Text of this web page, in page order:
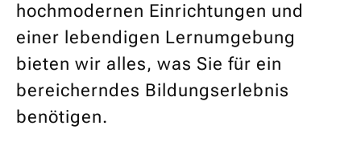
hochmodernen Einrichtungen und
einer lebendigen Lernumgebung
bieten wir alles, was Sie für ein
bereicherndes Bildungserlebnis
benötigen.